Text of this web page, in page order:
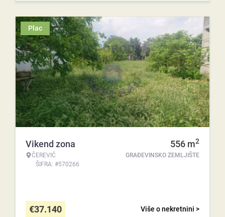
Plac
Vikend zona
ČEREVIĆ
ŠIFRA: #570266
556 m2
GRAĐEVINSKO ZEMLJIŠTE
Više o nekretnini >
€37.140